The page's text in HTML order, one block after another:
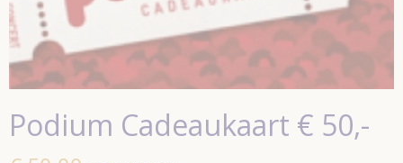
Podium Cadeaukaart € 50,-